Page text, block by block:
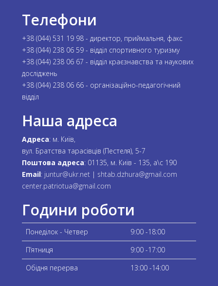
Телефони
+38 (044) 531 19 98 - директор, приймальня, факс
+38 (044) 238 06 59 - відділ спортивного туризму
+38 (044) 238 06 67 - відділ краєзнавства та наукових
досліджень
+38 (044) 238 06 66 - організаційно-педагогічний
відділ
Наша адреса
Адреса: м. Київ,
вул. Братства тарасівців (Пестеля), 5-7
Поштова адреса: 01135, м. Київ - 135, а\с 190
Email: juntur@ukr.net | shtab.dzhura@gmail.com
center.patriotua@gmail.com
Години роботи
Понеділок - Четвер
9:00 -18:00
П’ятниця
9:00 -17:00
Обідня перерва
13:00 -14:00